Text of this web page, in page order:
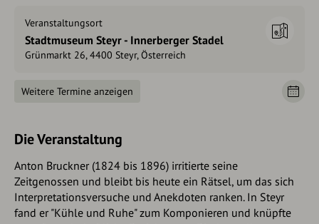
Veranstaltungsort
Stadtmuseum Steyr - Innerberger Stadel
Grünmarkt 26, 4400 Steyr, Österreich
Weitere Termine anzeigen
Die Veranstaltung
Anton Bruckner (1824 bis 1896) irritierte seine
Zeitgenossen und bleibt bis heute ein Rätsel, um das sich
Interpretationsversuche und Anekdoten ranken. In Steyr
fand er "Kühle und Ruhe" zum Komponieren und knüpfte